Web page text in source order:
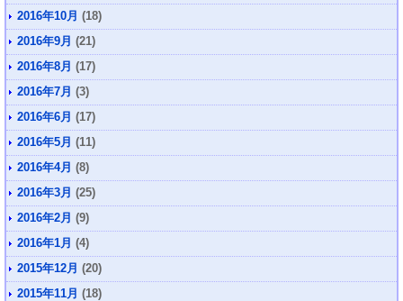
2016年10月 (18)
2016年9月 (21)
2016年8月 (17)
2016年7月 (3)
2016年6月 (17)
2016年5月 (11)
2016年4月 (8)
2016年3月 (25)
2016年2月 (9)
2016年1月 (4)
2015年12月 (20)
2015年11月 (18)